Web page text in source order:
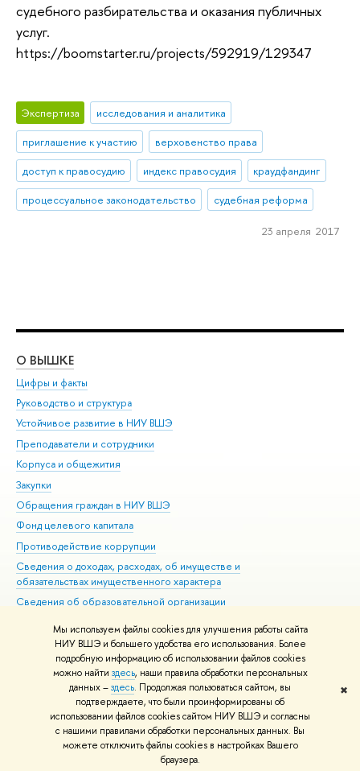
Мы используем файлы cookies для улучшения работы сайта
НИУ ВШЭ и большего удобства его использования. Более
подробную информацию об использовании файлов cookies
можно найти здесь, наши правила обработки персональных
данных –здесь. Продолжая пользоваться сайтом, вы
подтверждаете, что были проинформированы об
использовании файлов cookies сайтом НИУ ВШЭ и согласны
с нашими правилами обработки персональных данных. Вы
можете отключить файлы cookies в настройках Вашего
браузера.
✖
судебного разбирательства и оказания публичных
услуг.
https://boomstarter.ru/projects/592919/129347
Экспертиза
исследования и аналитика
приглашение к участию
верховенство права
доступ к правосудию
индекс правосудия
краудфандинг
процессуальное законодательство
судебная реформа
23 апреля 2017
О ВЫШКЕ
Цифры и факты
Руководство и структура
Устойчивое развитие в НИУ ВШЭ
Преподаватели и сотрудники
Корпуса и общежития
Закупки
Обращения граждан в НИУ ВШЭ
Фонд целевого капитала
Противодействие коррупции
Сведения о доходах, расходах, об имуществе и
обязательствах имущественного характера
Сведения об образовательной организации
Людям с ограниченными возможностями здоровья
Единая платежная страница
Работа в Вышке
© НИУ ВШЭ 1993–2026 Адреса и контакты Условия использования
материалов Политика конфиденциальности Карта сайта
Шрифты HSE Sans и HSE Slab разработаны вШколе дизайна НИУ ВШЭ